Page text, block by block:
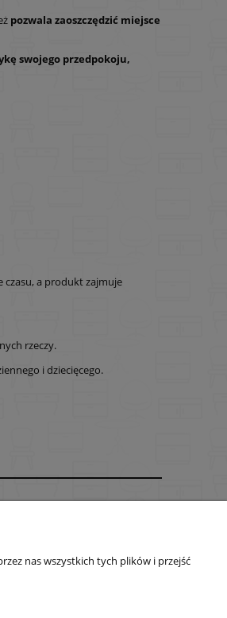
pozwala zaoszczędzić miejsce
swojego przedpokoju,
czasu, a produkt zajmuje
rzeczy.
i dziecięcego.
nas wszystkich tych plików i przejść